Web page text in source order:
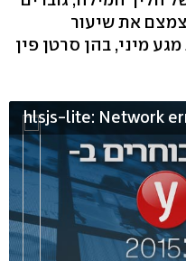
את שיעור
מיני, בהן סרטן פין
hlsjs-lite: Network